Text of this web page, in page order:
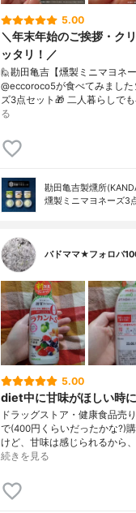
5.00
＼年末年始のご挨拶・ク
ッタリ！／
🙋勘田亀吉【燻製ミニマヨネ
@eccoroco5が食べてみまし
ズ3点セット🎁 二人暮らしで
る
勘田亀吉製燻所
燻製ミニマヨネーズ3
バドママ★フォロバ
5.00
diet中に甘味がほしい時に
ドラッグストア・健康食品売
で(400円くらいだったかな?)
けど、甘味は感じられるから
続きを見る